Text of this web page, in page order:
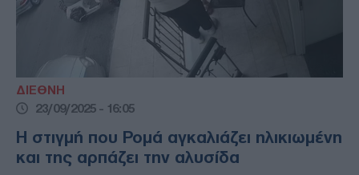
ΔΙΕΘΝΗ
23/09/2025 - 16:05
Η στιγμή που Ρομά αγκαλιάζει ηλικιωμένη
και της αρπάζει την αλυσίδα